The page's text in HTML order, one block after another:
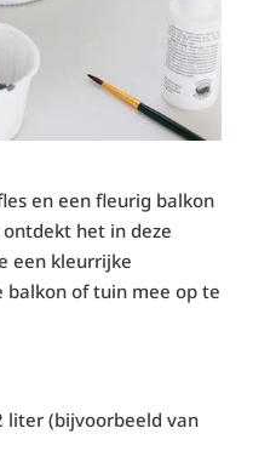
en een fleurig balkon
het in deze
een kleurrijke
balkon of tuin mee op te
liter (bijvoorbeeld van